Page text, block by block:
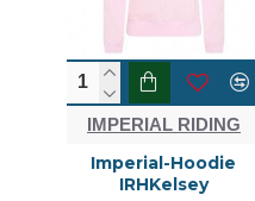
IMPERIAL RIDING
Imperial-Hoodie
IRHKelsey